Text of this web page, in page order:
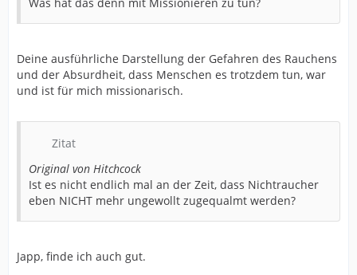
Deine ausführliche Darstellung der Gefahren des Rauchens
und der Absurdheit, dass Menschen es trotzdem tun, war
und ist für mich missionarisch.
Zitat
Original von Hitchcock
Ist es nicht endlich mal an der Zeit, dass Nichtraucher
eben NICHT mehr ungewollt zugequalmt werden?
Japp, finde ich auch gut.